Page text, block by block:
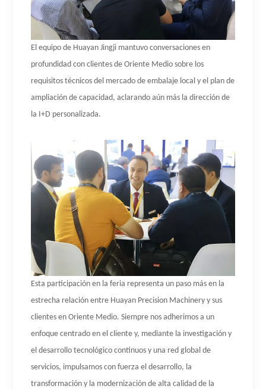
El equipo de Huayan Jingji mantuvo conversaciones en
profundidad con clientes de Oriente Medio sobre los
requisitos técnicos del mercado de embalaje local y el plan de
ampliación de capacidad, aclarando aún más la dirección de
la I+D personalizada.
Esta participación en la feria representa un paso más en la
estrecha relación entre Huayan Precision Machinery y sus
clientes en Oriente Medio. Siempre nos adherimos a un
enfoque centrado en el cliente y, mediante la investigación y
el desarrollo tecnológico continuos y una red global de
servicios, impulsamos con fuerza el desarrollo, la
transformación y la modernización de alta calidad de la